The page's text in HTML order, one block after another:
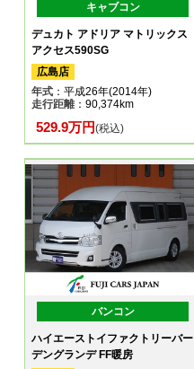
キャブコン
デュカト アドリア マトリックス
アクセス590SG
広島店
年式 ：平成26年(2014年)
走行距離：90,374km
529.9万円(税込)
バンコン
ハイエーストイファクトリーバー
デングランデ FF暖房